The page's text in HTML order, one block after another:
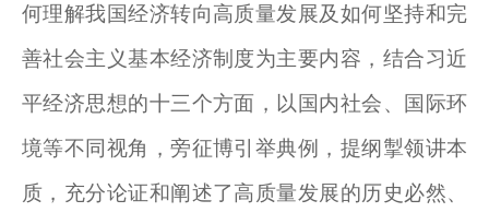
何理解我国经济转向高质量发展及如何坚持和完
善社会主义基本经济制度为主要内容，结合习近
平经济思想的十三个方面，以国内社会、国际环
境等不同视角，旁征博引举典例，提纲掣领讲本
质，充分论证和阐述了高质量发展的历史必然、